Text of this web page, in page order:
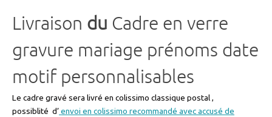
Livraison du Cadre en verre
gravure mariage prénoms date
motif personnalisables
Le cadre gravé sera livré en colissimo classique postal ,
possiblité d’envoi en colissimo recommandé avec accusé de